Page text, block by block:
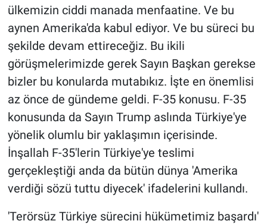
ülkemizin ciddi manada menfaatine. Ve bu
aynen Amerika'da kabul ediyor. Ve bu süreci bu
şekilde devam ettireceğiz. Bu ikili
görüşmelerimizde gerek Sayın Başkan gerekse
bizler bu konularda mutabıkız. İşte en önemlisi
az önce de gündeme geldi. F-35 konusu. F-35
konusunda da Sayın Trump aslında Türkiye'ye
yönelik olumlu bir yaklaşımın içerisinde.
İnşallah F-35'lerin Türkiye'ye teslimi
gerçekleştiği anda da bütün dünya 'Amerika
verdiği sözü tuttu diyecek' ifadelerini kullandı.
'Terörsüz Türkiye sürecini hükümetimiz başardı'